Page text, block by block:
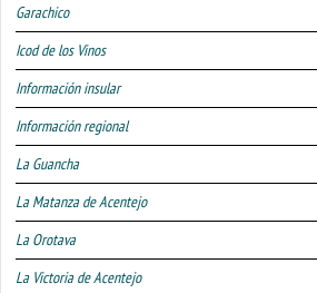
Garachico
Icod de los Vinos
Información insular
Información regional
La Guancha
La Matanza de Acentejo
La Orotava
La Victoria de Acentejo